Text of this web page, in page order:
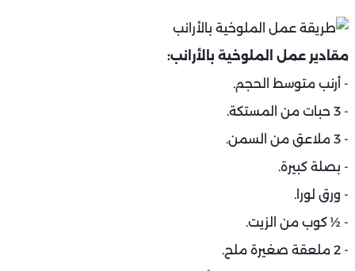
مقادير عمل الملوخية بالأرانب:
- أرنب متوسط الحجم.
- 3 حبات من المستكة.
- 3 ملاعق من السمن.
- بصلة كبيرة.
- ورق لورا.
- ½ كوب من الزيت.
- 2 ملعقة صغيرة ملح.